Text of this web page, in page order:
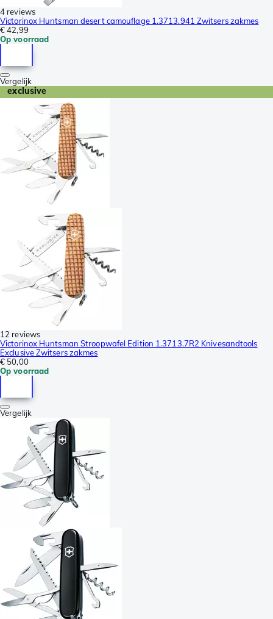
4 reviews
Victorinox Huntsman desert camouflage 1.3713.941 Zwitsers zakmes
€ 42,99
Op voorraad
Vergelijk
exclusive
12 reviews
Victorinox Huntsman Stroopwafel Edition 1.3713.7R2 Knivesandtools
Exclusive Zwitsers zakmes
€ 50,00
Op voorraad
Vergelijk